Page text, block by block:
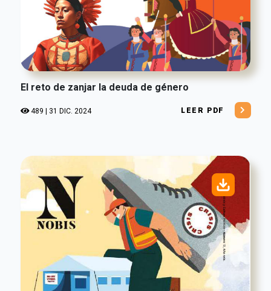
El reto de zanjar la deuda de género
489 | 31 DIC. 2024 LEER PDF